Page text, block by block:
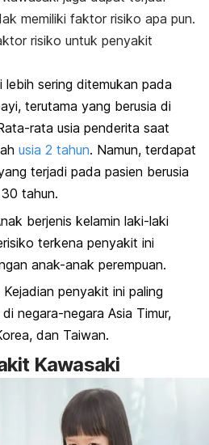
memiliki faktor risiko apa pun.
risiko untuk penyakit
lebih sering ditemukan pada
terutama yang berusia di
rata usia penderita saat
usia 2 tahun. Namun, terdapat
terjadi pada pasien berusia
tahun.
berjenis kelamin laki-laki
terkena penyakit ini
anak-anak perempuan.
Kejadian penyakit ini paling
negara-negara Asia Timur,
dan Taiwan.
Kawasaki